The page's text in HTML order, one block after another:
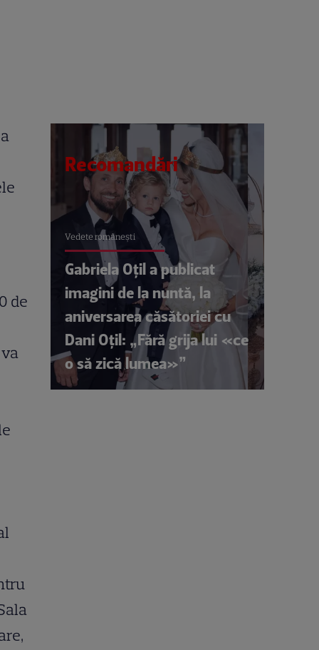
de
Recomandări
Vedete româneşti
Gabriela Oțil a publicat
imagini de la nuntă, la
aniversarea căsătoriei cu
Dani Oțil: „Fără grija lui «ce
o să zică lumea»”